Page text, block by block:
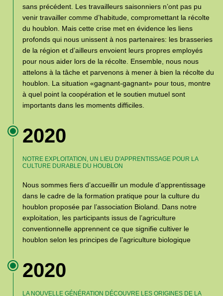
sans précédent. Les travailleurs saisonniers n’ont pas pu
venir travailler comme d’habitude, compromettant la récolte
du houblon. Mais cette crise met en évidence les liens
profonds qui nous unissent à nos partenaires: les brasseries
de la région et d’ailleurs envoient leurs propres employés
pour nous aider lors de la récolte. Ensemble, nous nous
attelons à la tâche et parvenons à mener à bien la récolte du
houblon. La situation «gagnant-gagnant» pour tous, montre
à quel point la coopération et le soutien mutuel sont
importants dans les moments difficiles.
2020
NOTRE EXPLOITATION, UN LIEU D'APPRENTISSAGE POUR LA
CULTURE DURABLE DU HOUBLON
Nous sommes fiers d’accueillir un module d’apprentissage
dans le cadre de la formation pratique pour la culture du
houblon proposée par l’association Bioland. Dans notre
exploitation, les participants issus de l’agriculture
conventionnelle apprennent ce que signifie cultiver le
houblon selon les principes de l’agriculture biologique
2020
LA NOUVELLE GÉNÉRATION DÉCOUVRE LES ORIGINES DE LA